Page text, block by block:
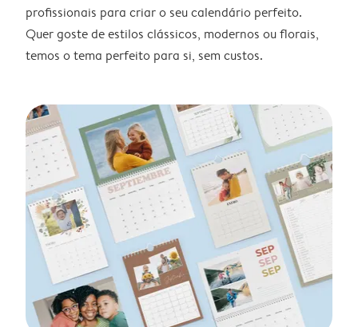
profissionais para criar o seu calendário perfeito.
Quer goste de estilos clássicos, modernos ou florais,
temos o tema perfeito para si, sem custos.